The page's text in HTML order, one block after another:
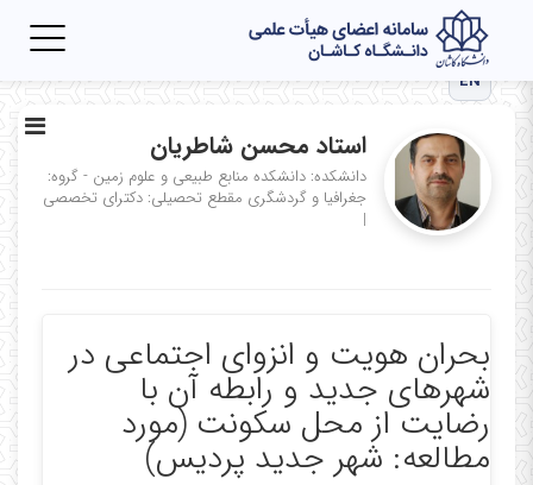
EN
استاد محسن شاطریان
دانشکده: دانشکده منابع طبیعی و علوم زمین - گروه:
جغرافیا و گردشگری مقطع تحصیلی: دکترای تخصصی
|
بحران هویت و انزوای اجتماعی در
شهرهای جدید و رابطه آن با
رضایت از محل سکونت (مورد
مطالعه: شهر جدید پردیس)